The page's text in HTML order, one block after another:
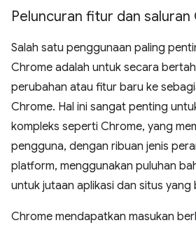
Peluncuran fitur dan saluran
Salah satu penggunaan paling
Chrome adalah untuk secara
perubahan atau fitur baru ke
Chrome. Hal ini sangat penting
kompleks seperti Chrome, yang
pengguna, dengan ribuan jenis
platform, menggunakan puluhan
untuk jutaan aplikasi dan situs yang
Chrome mendapatkan masukan